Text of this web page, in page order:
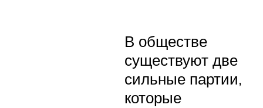
В обществе
существуют две
сильные партии,
которые